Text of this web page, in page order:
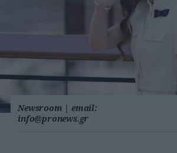
Newsroom | email:
info@pronews.gr